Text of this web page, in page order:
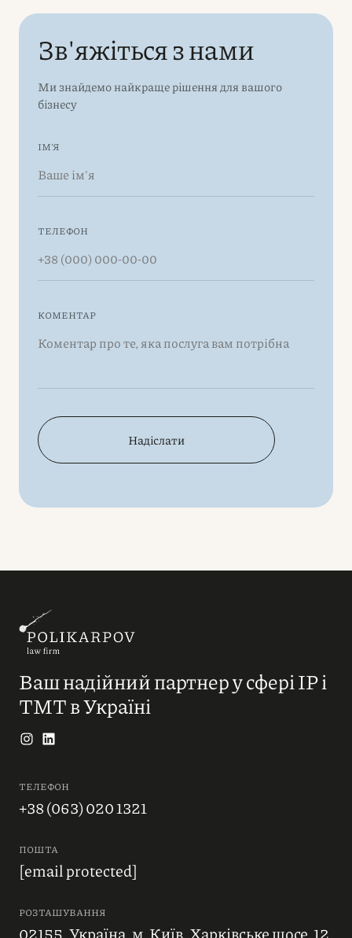
Зв'яжіться з нами
Ми знайдемо найкраще рішення для вашого
бізнесу
ІМ'Я
ТЕЛЕФОН
КОМЕНТАР
Надіслати
Ваш надійний партнер у сфері IP і
ТМТ в Україні
ТЕЛЕФОН
+38 (063) 020 1321
ПОШТА
[email protected]
РОЗТАШУВАННЯ
02155, Україна, м. Київ, Харківське шосе, 12,